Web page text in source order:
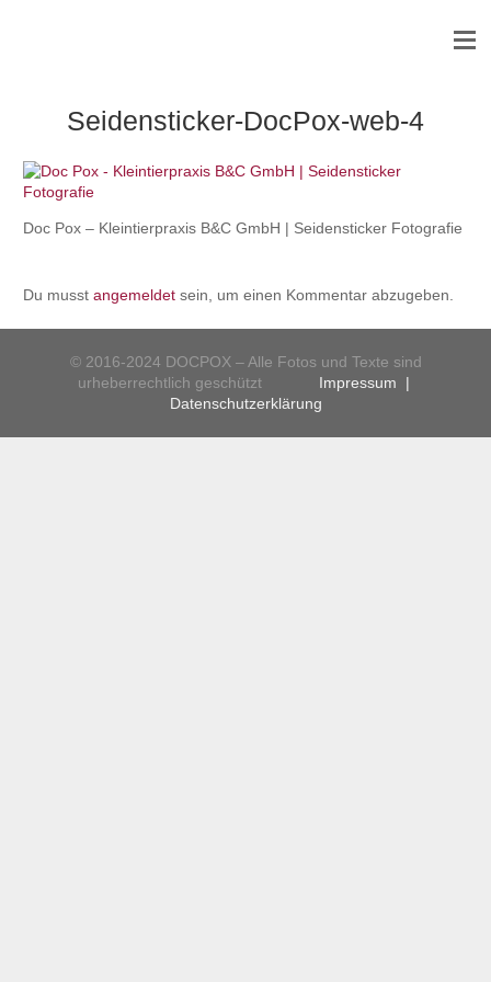
Seidensticker-DocPox-web-4
Doc Pox – Kleintierpraxis B&C GmbH | Seidensticker Fotografie
Du musst angemeldet sein, um einen Kommentar abzugeben.
© 2016-2024 DOCPOX – Alle Fotos und Texte sind
urheberrechtlich geschützt
Impressum |
Datenschutzerklärung